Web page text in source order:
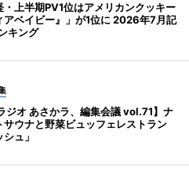
・上半期PV1位はアメリカンクッキー
アベイビー』」が1位に 2026年7月記
キング
ジオ あさかラ、編集会議 vol.71】ナ
サウナと野菜ビュッフェレストラン
シュ」